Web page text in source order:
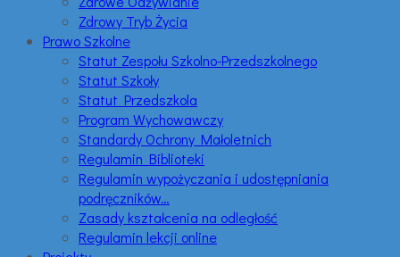
Zdrowy Tryb Życia
Prawo Szkolne
Statut Zespołu Szkolno-Przedszkolnego
Statut Szkoły
Statut Przedszkola
Program Wychowawczy
Standardy Ochrony Małoletnich
Regulamin Biblioteki
Regulamin wypożyczania i udostępniania
podręczników…
Zasady kształcenia na odległość
Regulamin lekcji online